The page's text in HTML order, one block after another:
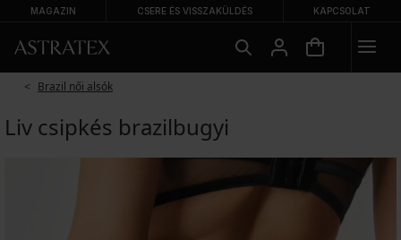
MAGAZIN CSERE ÉS VISSZAKÜLDÉS KAPCSOLAT
Brazil női alsók
Liv csipkés brazilbugyi